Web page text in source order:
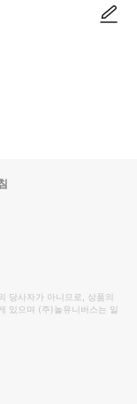
당사자가 아니므로, 상품의
있으며 (주)놀유니버스는 일